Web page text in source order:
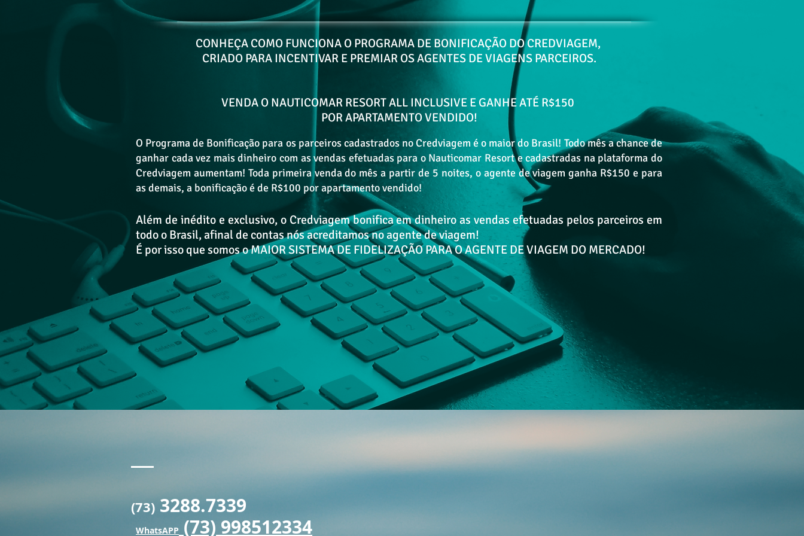
Botão
CONHEÇA COMO FUNCIONA O PROGRAMA DE BONIFICAÇÃO DO CREDVIAGEM,
CRIADO PARA INCENTIVAR E PREMIAR OS AGENTES DE VIAGENS PARCEIROS.
VENDA O NAUTICOMAR RESORT ALL INCLUSIVE E GANHE ATÉ R$150
POR APARTAMENTO VENDIDO!
O Programa de Bonificação para os parceiros cadastrados no Credviagem é o maior do Brasil! Todo mês a chance de
ganhar cada vez mais dinheiro com as vendas efetuadas para o Nauticomar Resort e cadastradas na plataforma do
Credviagem aumentam! Toda primeira venda do mês a partir de 5 noites, o agente de viagem ganha R$150 e para
as demais, a bonificação é de R$100 por apartamento vendido!
Além de inédito e exclusivo, o Credviagem bonifica em dinheiro as vendas efetuadas pelos parceiros em
todo o Brasil, afinal de contas nós acreditamos no agente de viagem!
É por isso que somos o MAIOR SISTEMA DE FIDELIZAÇÃO PARA O AGENTE DE VIAGEM DO MERCADO!
// Cadastre sua venda!
Contato
(73)3288.7339
WhatsAPP (73) 998512334